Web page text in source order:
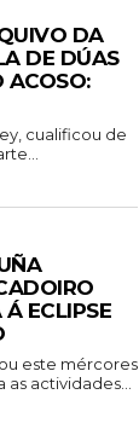
DA
DE DÚAS
ACOSO:
cualificou de
ECLIPSE
este mércores
actividades...